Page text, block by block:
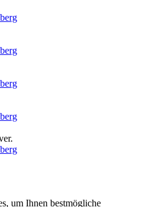
um Ihnen bestmögliche